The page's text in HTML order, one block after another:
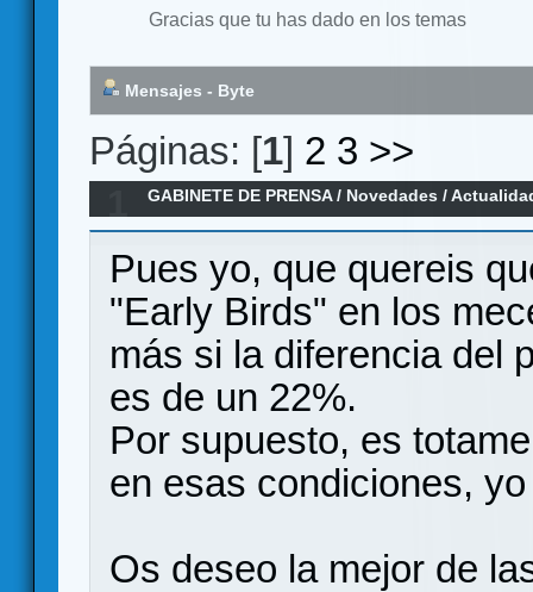
Gracias que tu has dado en los temas
Mensajes - Byte
Páginas: [1] 2 3 >>
GABINETE DE PRENSA/ Novedades /
Traidores -> 100% superado en GAMEFOUND
Pues yo, que quereis
"Early Birds" en los
más si la diferencia del
es de un 22%.
Por supuesto, es
en esas condiciones,
Os deseo la mejor de